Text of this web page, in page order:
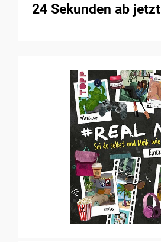
24 Sekunden ab jetzt